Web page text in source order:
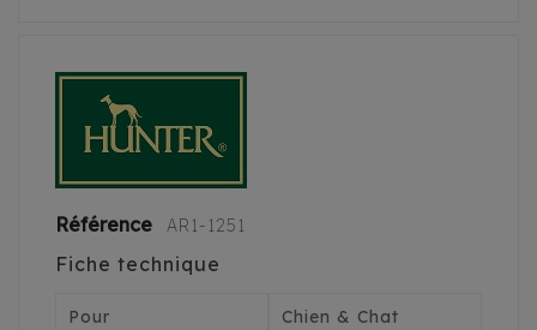
Référence AR1-1251
Fiche technique
Pour Chien & Chat